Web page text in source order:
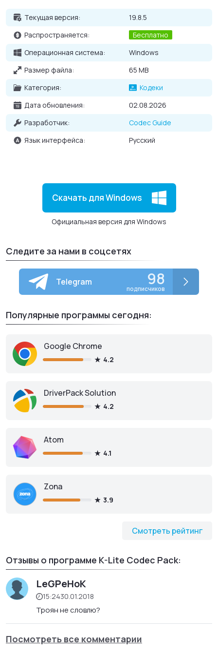
Основные возможности K-Lite Codec Pack для
Windows
распространенных, так и редких;
Отсутствие конфликтов между разными кодеками;
Возможность выбирать только нужные для работы
инструменты при установке;
Своевременное обновление программы.
Текущая версия:
19.8.5
Распространяется:
Бесплатно
Операционная система:
Windows
Размер файла:
65 MB
Категория:
Кодеки
Дата обновления:
02.08.2026
Разработчик:
Codec Guide
Язык интерфейса:
Русский
Скачать для Windows
Официальная версия для Windows
Следите за нами в соцсетях
Telegram 98
подписчиков
Популярные программы сегодня:
Смотреть рейтинг
Google Chrome
4.2
DriverPack Solution
4.2
Atom
4.1
Zona
3.9
Отзывы о программе K-Lite Codec Pack:
LeGPeHoK
15:2430.01.2018
Троян не словлю?
Посмотреть все комментарии